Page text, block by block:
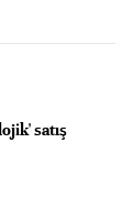
satış